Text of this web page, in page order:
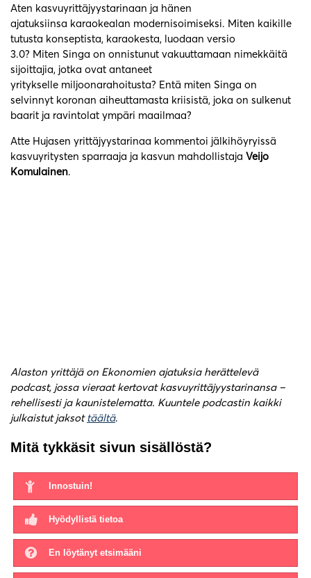
Aten kasvuyrittäjyystarinaan ja hänen
ajatuksiinsa karaokealan modernisoimiseksi. Miten kaikille
tutusta konseptista, karaokesta, luodaan versio
3.0? Miten Singa on onnistunut vakuuttamaan nimekkäitä
sijoittajia, jotka ovat antaneet
yritykselle miljoonarahoitusta? Entä miten Singa on
selvinnyt koronan aiheuttamasta kriisistä, joka on sulkenut
baarit ja ravintolat ympäri maailmaa?
Atte Hujasen yrittäjyystarinaa kommentoi jälkihöyryissä
kasvuyritysten sparraaja ja kasvun mahdollistaja Veijo
Komulainen.
Alaston yrittäjä on Ekonomien ajatuksia herättelevä
podcast, jossa vieraat kertovat kasvuyrittäjyystarinansa –
rehellisesti ja kaunistelematta. Kuuntele podcastin kaikki
julkaistut jaksottäältä.
Mitä tykkäsit sivun sisällöstä?
Innostuin!
Hyödyllistä tietoa
En löytänyt etsimääni